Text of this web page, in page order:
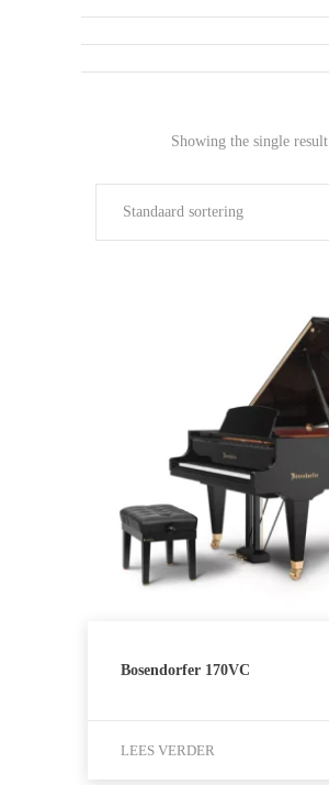
Showing the single result
Standaard sortering
Bosendorfer 170VC
LEES VERDER